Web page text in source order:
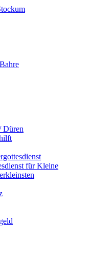
Düren
für Kleine